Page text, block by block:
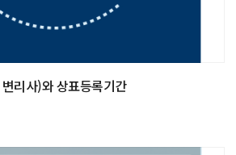
리사)와 상표등록기간